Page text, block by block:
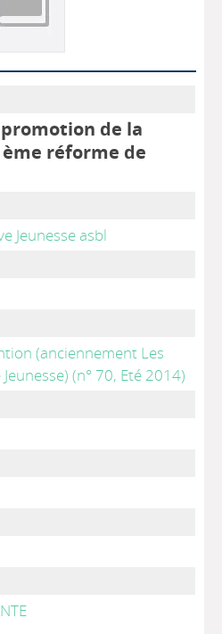
de la
réforme de
Jeunesse asbl
(anciennement Les
(n° 70, Eté 2014)